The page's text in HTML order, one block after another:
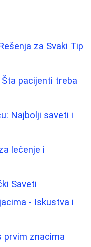
za Svaki Tip
pacijenti treba
Najbolji saveti i
lečenje i
Saveti
- Iskustva i
prvim znacima